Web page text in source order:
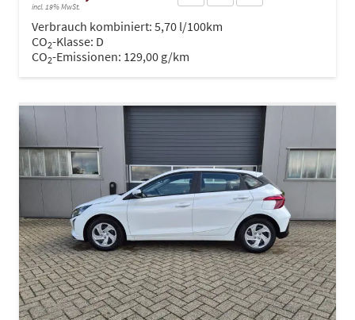
incl. 19% MwSt.
Verbrauch kombiniert: 5,70 l/100km
CO2-Klasse: D
CO2-Emissionen: 129,00 g/km